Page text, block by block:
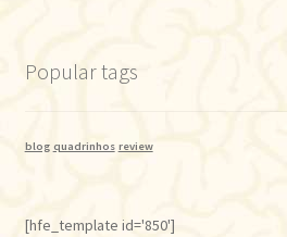
Popular tags
blog quadrinhos review
[hfe_template id='850']